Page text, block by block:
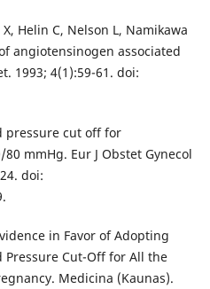
Helin C, Nelson L, Namikawa
angiotensinogen associated
1993; 4(1):59-61. doi:
pressure cut off for
mmHg. Eur J Obstet Gynecol
doi:
in Favor of Adopting
Pressure Cut-Off for All the
Medicina (Kaunas).